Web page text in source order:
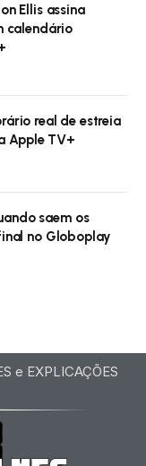
Ellis assina
calendário
real de estreia
Apple TV+
saem os
no Globoplay
e EXPLICAÇÕES